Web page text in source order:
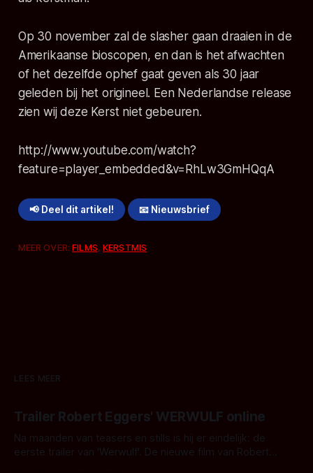
Op 30 november zal de slasher gaan draaien in de
Amerikaanse bioscopen, en dan is het afwachten
of het dezelfde ophef gaat geven als 30 jaar
geleden bij het origineel. Een Nederlandse release
zien wij deze Kerst niet gebeuren.
http://www.youtube.com/watch?
feature=player_embedded&v=RhLw3GmHQqA
📢 Deel dit artikel! 📧 Nieuwsbrief
MEER OVER:FILMS,KERSTMIS
LEES MEER
Trailer Robert Eggers' WERWULF online
Na maanden van teasers en stills is hij er eindelijk: de
eerste trailer van 'Werwulf'. De nieuwe film van Robert